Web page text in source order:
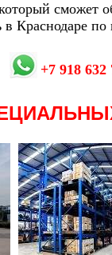
сможет
Краснодаре
+7 918 632